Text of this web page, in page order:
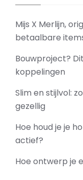
Mijs X Merlijn,
betaalbare
Bouwproject?
koppelingen
Slim en stijlvol:
gezellig
Hoe houd je je
actief?
Hoe ontwerp je